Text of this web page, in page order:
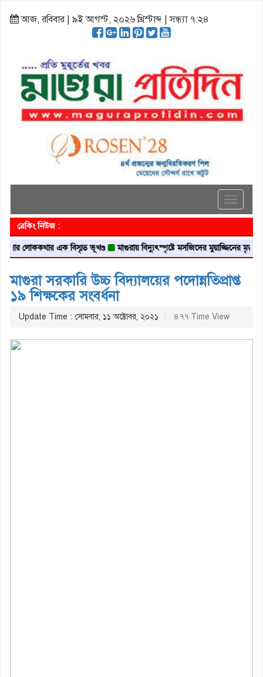
আজ, রবিবার | ৯ই আগস্ট, ২০২৬ খ্রিস্টাব্দ | সন্ধ্যা ৭:২৪
Toggle
ব্রেকিং নিউজ :
এক বিস্মৃত ভূখণ্ড মাগুরায় বিদ্যুৎস্পৃষ্টে মসজিদের মুয়াজ্জিনের মৃত্যু
মাগুরা সরকারি উচ্চ বিদ্যালয়ের পদোন্নতিপ্রাপ্ত
১৯ শিক্ষকের সংবর্ধনা
Update Time : সোমবার, ১১ অক্টোবর, ২০২১ ৪৭৭ Time View